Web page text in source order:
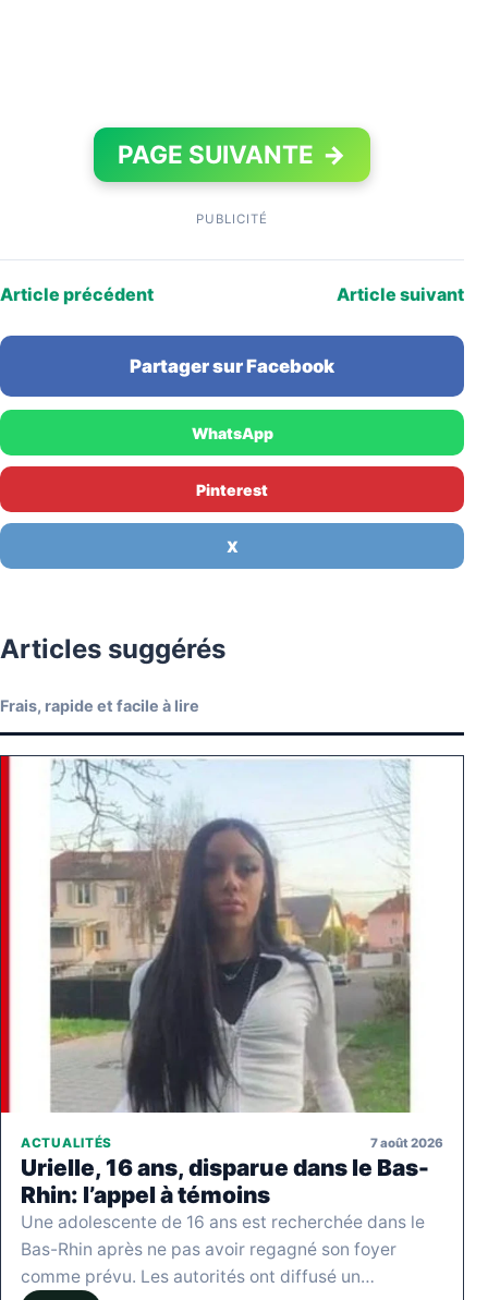
PAGE SUIVANTE →
PUBLICITÉ
Article précédent Article suivant
Partager sur Facebook
WhatsApp
Pinterest
X
Articles suggérés
Frais, rapide et facile à lire
ACTUALITÉS 7 août 2026
Urielle, 16 ans, disparue dans le Bas-
Rhin: l’appel à témoins
Une adolescente de 16 ans est recherchée dans le
Bas-Rhin après ne pas avoir regagné son foyer
comme prévu. Les autorités ont diffusé un…